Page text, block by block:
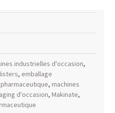
industrielles d'occasion,
, emballage
, machines
d'occasion, Makinate,